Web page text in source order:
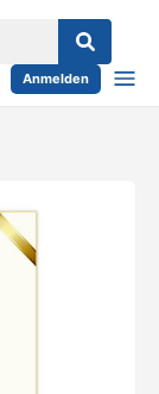
Anmelden